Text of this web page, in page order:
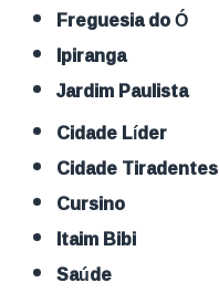
Freguesia do Ó
Ipiranga
Jardim Paulista
Cidade Líder
Cidade Tiradentes
Cursino
Itaim Bibi
Saúde